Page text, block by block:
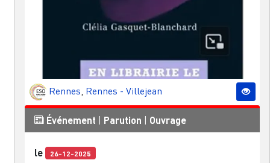
Rennes Rennes - Villejean
Événement | Parution | Ouvrage
le 26-12-2025